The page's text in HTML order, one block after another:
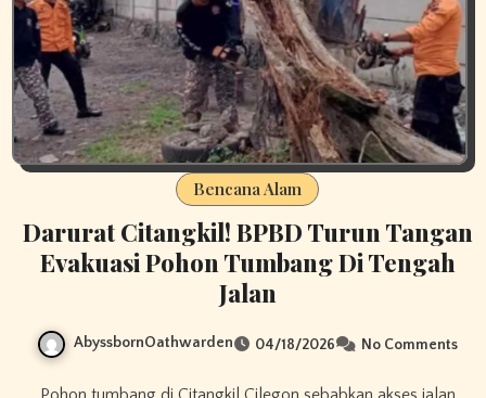
Bencana Alam
Darurat Citangkil! BPBD Turun Tangan
Evakuasi Pohon Tumbang Di Tengah
Jalan
AbyssbornOathwarden 04/18/2026 No Comments